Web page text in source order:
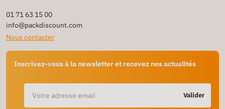
01 71 63 15 00
info@packdiscount.com
Nous contacter
Inscrivez-vous à la newsletter et recevez nos actualités
Valider